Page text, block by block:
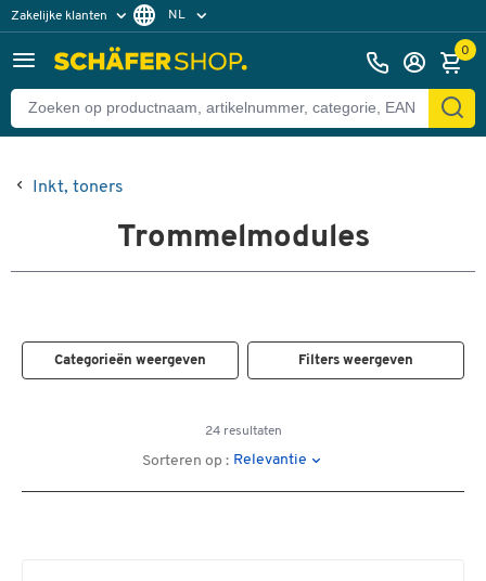
Zakelijke klanten
Particuliere klanten
NL
0
Inkt, toners
Trommelmodules
Categorieën weergeven Filters weergeven
24 resultaten
Sorteren op : Relevantie